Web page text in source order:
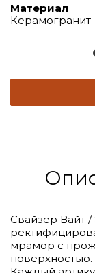
Материал
Керамогранит
Свайзер Вайт /
мрамор с